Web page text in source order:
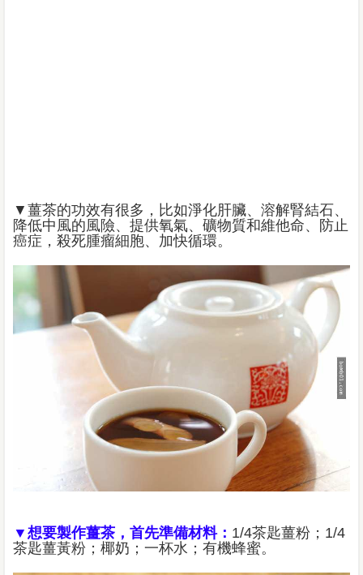
▼薑茶的功效有很多，比如淨化肝臟、溶解腎結石、
降低中風的風險、提供氧氣、礦物質和維他命、防止
癌症，殺死腫瘤細胞、加快循環。
▼想要製作薑茶，首先準備材料： 1/4茶匙薑粉；1/4
茶匙薑黃粉；椰奶；一杯水；有機蜂蜜。